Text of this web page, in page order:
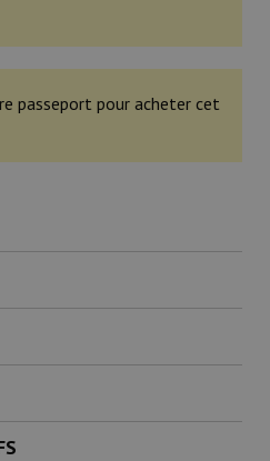
passeport pour acheter cet